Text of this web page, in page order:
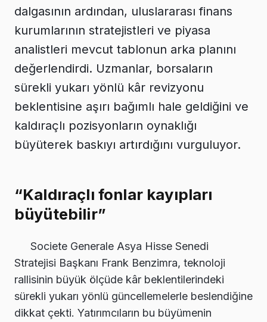
dalgasının ardından, uluslararası finans
kurumlarının stratejistleri ve piyasa
analistleri mevcut tablonun arka planını
değerlendirdi. Uzmanlar, borsaların
sürekli yukarı yönlü kâr revizyonu
beklentisine aşırı bağımlı hale geldiğini ve
kaldıraçlı pozisyonların oynaklığı
büyüterek baskıyı artırdığını vurguluyor.
“Kaldıraçlı fonlar kayıpları
büyütebilir”
Societe Generale Asya Hisse Senedi
Stratejisi Başkanı Frank Benzimra, teknoloji
rallisinin büyük ölçüde kâr beklentilerindeki
sürekli yukarı yönlü güncellemelerle beslendiğine
dikkat çekti. Yatırımcıların bu büyümenin